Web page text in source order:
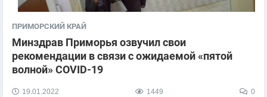
ПРИМОРСКИЙ КРАЙ
Минздрав Приморья озвучил свои
рекомендации в связи с ожидаемой «пятой
волной» COVID-19
19.01.2022 1449 0